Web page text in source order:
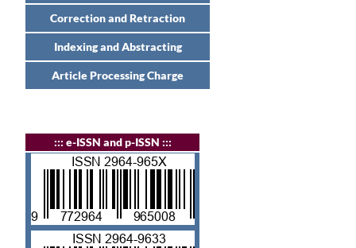
Correction and Retraction
Indexing and Abstracting
Article Processing Charge
::: e-ISSN and p-ISSN :::